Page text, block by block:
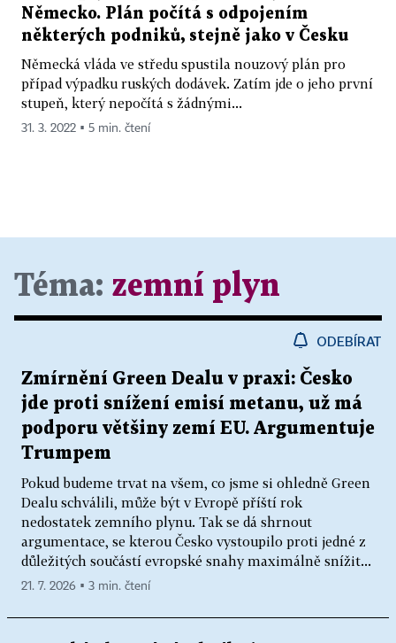
Německo. Plán počítá s odpojením
některých podniků, stejně jako v Česku
Německá vláda ve středu spustila nouzový plán pro
případ výpadku ruských dodávek. Zatím jde o jeho první
stupeň, který nepočítá s žádnými...
31. 3. 2022 ▪ 5 min. čtení
Téma: zemní plyn
ODEBÍRAT
Zmírnění Green Dealu v praxi: Česko
jde proti snížení emisí metanu, už má
podporu většiny zemí EU. Argumentuje
Trumpem
Pokud budeme trvat na všem, co jsme si ohledně Green
Dealu schválili, může být v Evropě příští rok
nedostatek zemního plynu. Tak se dá shrnout
argumentace, se kterou Česko vystoupilo proti jedné z
důležitých součástí evropské snahy maximálně snížit...
21. 7. 2026 ▪ 3 min. čtení